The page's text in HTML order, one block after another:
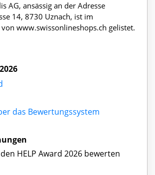
AG, ansässig an der Adresse
14, 8730 Uznach, ist im
www.swissonlineshops.ch gelistet.
das Bewertungssystem
HELP Award 2026 bewerten